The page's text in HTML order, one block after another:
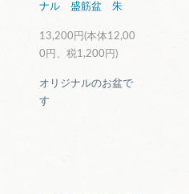
ナル 盛筋盆 朱
13,200円(本体12,00
0円、税1,200円)
オリジナルのお盆で
す